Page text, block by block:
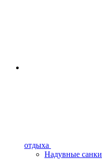
отдыха
Надувные санки